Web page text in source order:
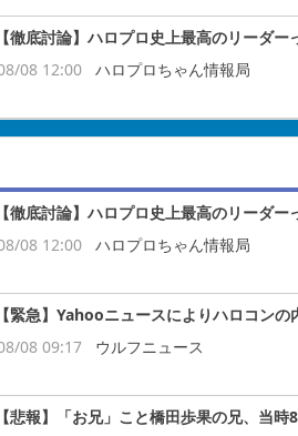
【徹底討論】ハロプロ史上最高のリーダー
08 12:00
ハロプロちゃん情報局
【徹底討論】ハロプロ史上最高のリーダー
08 12:00
ハロプロちゃん情報局
【緊急】Yahooニュースによりハロコンの
08 09:17
ウルフニュース
【悲報】「お兄」こと橋田歩果の兄、当